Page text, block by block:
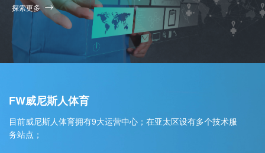
探索更多
FW威尼斯人体育
目前威尼斯人体育拥有9大运营中心；在亚太区设有多个技术服
务站点；